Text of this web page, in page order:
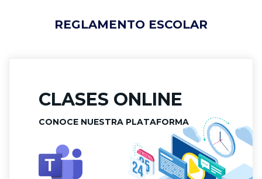
REGLAMENTO ESCOLAR
CLASES ONLINE
CONOCE NUESTRA PLATAFORMA